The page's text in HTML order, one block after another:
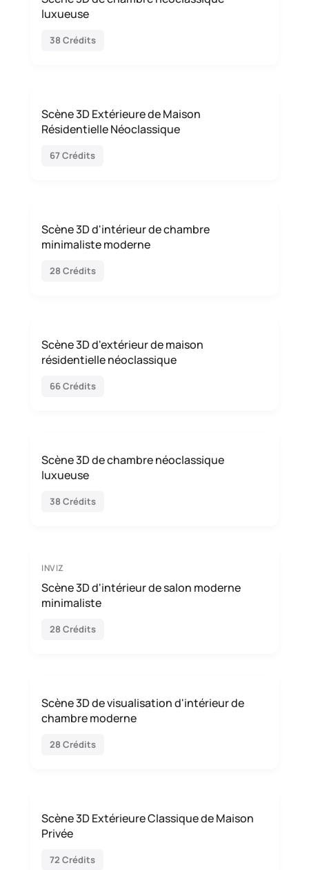
luxueuse
38 Crédits
Scène 3D Extérieure de Maison
Résidentielle Néoclassique
67 Crédits
Scène 3D d'intérieur de chambre
minimaliste moderne
28 Crédits
Scène 3D d'extérieur de maison
résidentielle néoclassique
66 Crédits
Scène 3D de chambre néoclassique
luxueuse
38 Crédits
INVIZ
Scène 3D d'intérieur de salon moderne
minimaliste
28 Crédits
Scène 3D de visualisation d'intérieur de
chambre moderne
28 Crédits
Scène 3D Extérieure Classique de Maison
Privée
72 Crédits